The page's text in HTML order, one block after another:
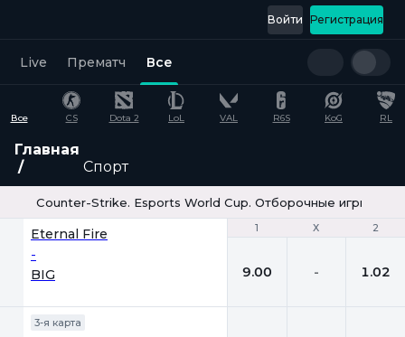
Регистрация
Войти
Live Прематч Все
Все CS Dota 2 LoL VAL R6S KoG RL
Главная
Спорт
Counter-Strike. Esports World Cup. Отборочные игры. Bo3
1 Х 2
Eternal Fire
-
BIG
1 Х 2
9.00 - 1.02
3-я карта